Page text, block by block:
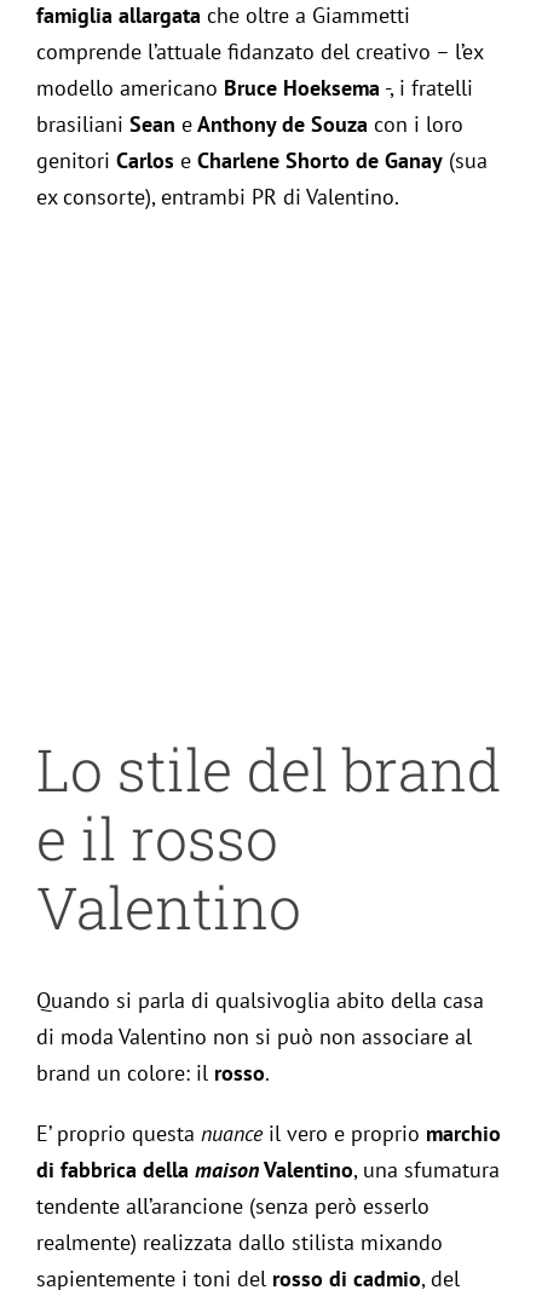
famiglia allargata che oltre a Giammetti
comprende l’attuale fidanzato del creativo – l’ex
modello americano Bruce Hoeksema -, i fratelli
brasiliani Sean eAnthony de Souza con i loro
genitori Carlos e Charlene Shorto de Ganay (sua
ex consorte), entrambi PR di Valentino.
Lo stile del brand
e il rosso
Valentino
Quando si parla di qualsivoglia abito della casa
di moda Valentino non si può non associare al
brand un colore: il rosso.
E’ proprio questa nuanceil vero e proprio marchio
di fabbrica della maisonValentino, una sfumatura
tendente all’arancione (senza però esserlo
realmente) realizzata dallo stilista mixando
sapientemente i toni del rosso di cadmio, del